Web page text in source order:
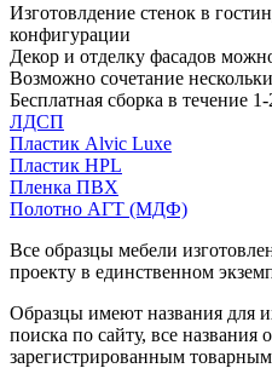
Изготовлдение стенок в
конфигурации
Декор и отделку фасадов
Возможно сочетание
Бесплатная сборка в течение
ЛДСП
Пластик Alvic Luxe
Пластик HPL
Пленка ПВХ
Полотно АГТ (МДФ)
Все образцы мебели
проекту в единственном
Образцы имеют названия для
поиска по сайту, все названия
зарегистрированным